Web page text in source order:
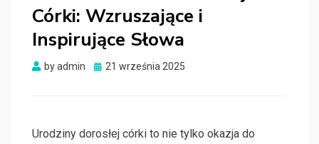
Córki: Wzruszające i
Inspirujące Słowa
byadmin
Posted
21 września 2025
Urodziny dorosłej córki to nie tylko okazja do